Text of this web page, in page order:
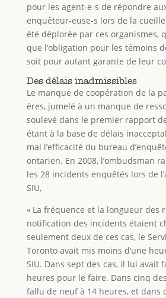
pour les agent-e-s de répondre
enquêteur-euse-s lors de la
été déplorée par ces organismes,
que l’obligation pour les témoins
soit pour autant garante de leur
Des délais inadmissibles
Le manque de coopération de la
ères, jumelé à un manque de
soulevé dans le premier rapport
étant à la base de délais
mal l’efficacité du bureau
ontarien. En 2008, l’ombudsman
les 28 incidents enquêtés lors de
SIU,
« La fréquence et la longueur des
notification des incidents étaient
seulement deux de ces cas, le
Toronto avait mis moins d’une
SIU. Dans sept des cas, il lui avait
heures pour le faire. Dans cinq
fallu de neuf à 14 heures, et dans